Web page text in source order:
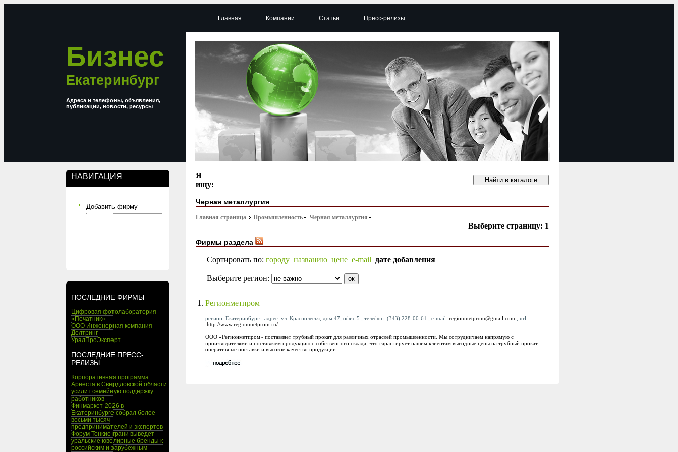
Бизнес
Екатеринбург
Адреса и телефоны, объявления,
публикации, новости, ресурсы
НАВИГАЦИЯ
Добавить фирму
ПОСЛЕДНИЕ ФИРМЫ
Цифровая фотолаборатория
«Печатник»
ООО Инженерная компания
Делтринг
УралПроЭксперт
ПОСЛЕДНИЕ ПРЕСС-
РЕЛИЗЫ
Корпоративная программа
Арнеста в Свердловской области
усилит семейную поддержку
работников
Финмаркет-2026 в
Екатеринбурге собрал более
восьми тысяч
предпринимателей и экспертов
Форум Тонкие грани выведет
уральские ювелирные бренды к
российским и зарубежным
Главная Компании Статьи Пресс-релизы
Я
ищу:
Черная металлургия
Главная страница Промышленность Черная металлургия
Выберите страницу: 1
Фирмы раздела
Сортировать по: городу названию цене e-mail дате добавления
Выберите регион:
1. Регионметпром
регион: Екатеринбург , адрес: ул. Краснолесья, дом 47, офис 5 , телефон: (343) 228-00-61 , e-mail: regionmetprom@gmail.com , url
:http://www.regionmetprom.ru/
ООО «Регионметпром» поставляет трубный прокат для различных отраслей промышленности. Мы сотрудничаем напрямую с
производителями и поставляем продукцию с собственного склада, что гарантирует нашим клиентам выгодные цены на трубный прокат,
оперативные поставки и высокое качество продукции.